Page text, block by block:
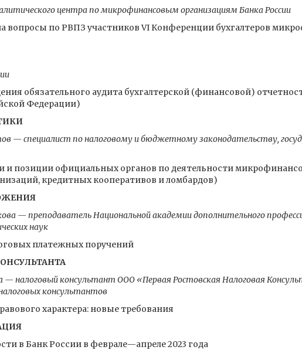
центра по микрофинансовым организациям Банка России
вопросы по РВПЗ участников VI Конференции бухгалтеров
обязательного аудита бухгалтерской (финансовой)
Федерации)
— специалист по налоговому и бюджетному законодательству,
и позиции официальных органов по деятельности
кредитных кооперативов и ломбардов)
— преподаватель Национальной академии дополнительного
наук
платежных поручений
налоговый консультант ООО «Первая Ростовская Налоговая
консультантов
характера: новые требования
в Банк России в феврале—апреле 2023 года